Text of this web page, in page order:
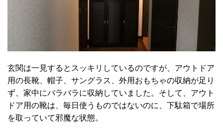
玄関は一見するとスッキリしているのですが、アウトドア
用の長靴、帽子、サングラス、外用おもちゃの収納が足り
ず、家中にバラバラに収納していました。そして、アウト
ドア用の靴は、毎日使うものではないのに、下駄箱で場所
を取っていて邪魔な状態。